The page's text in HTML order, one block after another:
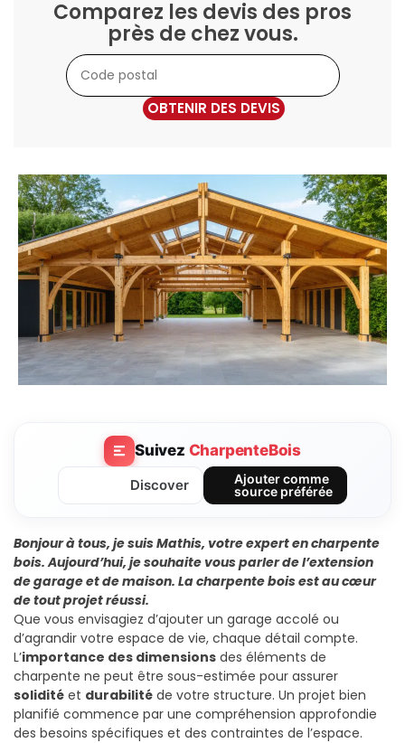
Comparez les devis des pros
près de chez vous.
OBTENIR DES DEVIS
Suivez CharpenteBois
Discover
Ajouter comme
source préférée
Bonjour à tous, je suis Mathis, votre expert en charpente
bois. Aujourd’hui, je souhaite vous parler de l’extension
de garage et de maison. La charpente bois est au cœur
de tout projet réussi.
Que vous envisagiez d’ajouter un garage accolé ou
d’agrandir votre espace de vie, chaque détail compte.
L’importance des dimensions des éléments de
charpente ne peut être sous-estimée pour assurer
solidité et durabilité de votre structure. Un projet bien
planifié commence par une compréhension approfondie
des besoins spécifiques et des contraintes de l’espace.